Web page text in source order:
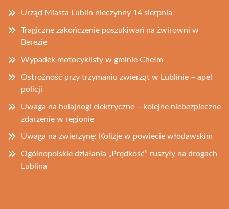
Urząd Miasta Lublin nieczynny 14 sierpnia
Tragiczne zakończenie poszukiwań na żwirowni w
Berezie
Wypadek motocyklisty w gminie Chełm
Ostrożność przy trzymaniu zwierząt w Lublinie – apel
policji
Uwaga na hulajnogi elektryczne – kolejne niebezpieczne
zdarzenie w regionie
Uwaga na zwierzynę: Kolizje w powiecie włodawskim
Ogólnopolskie działania „Prędkość” ruszyły na drogach
Lublina